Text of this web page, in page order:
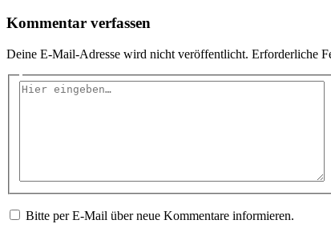
Kommentar verfassen
Deine E-Mail-Adresse wird nicht veröffentlicht. Erforderliche
Hier
Bitte per E-Mail über neue Kommentare informieren.